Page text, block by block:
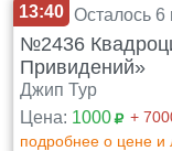
13:40 Осталось 6
№2436
Привидений»
Джип Тур
Цена: 1000 +
подробнее о цене и